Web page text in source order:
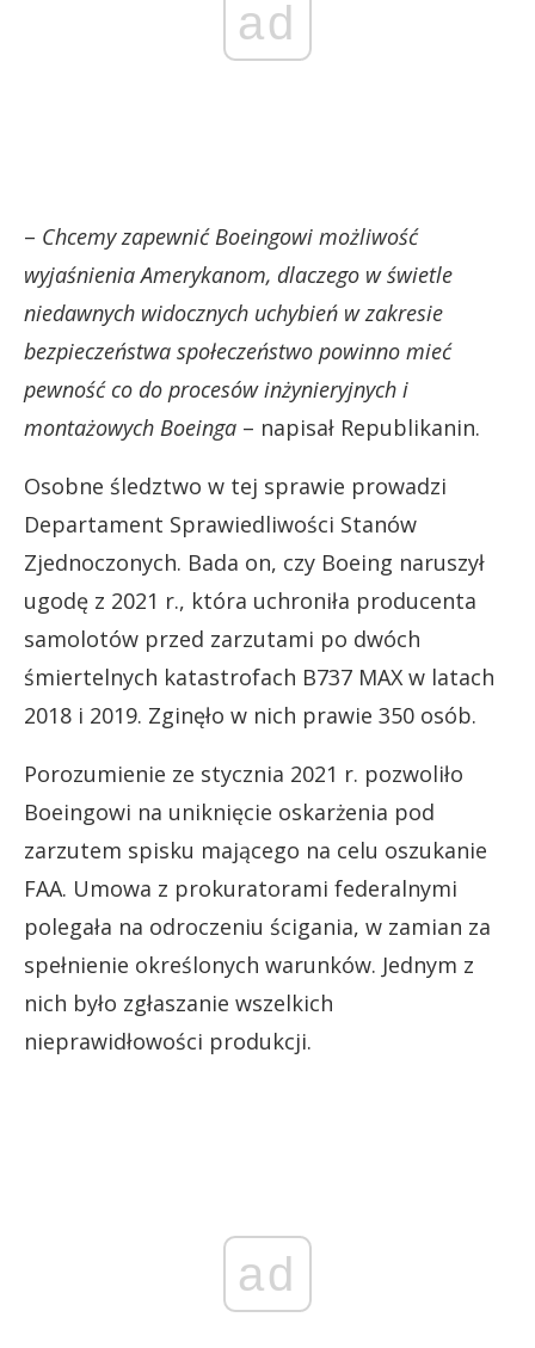
ad
– Chcemy zapewnić Boeingowi możliwość
wyjaśnienia Amerykanom, dlaczego w świetle
niedawnych widocznych uchybień w zakresie
bezpieczeństwa społeczeństwo powinno mieć
pewność co do procesów inżynieryjnych i
montażowych Boeinga – napisał Republikanin.
Osobne śledztwo w tej sprawie prowadzi
Departament Sprawiedliwości Stanów
Zjednoczonych. Bada on, czy Boeing naruszył
ugodę z 2021 r., która uchroniła producenta
samolotów przed zarzutami po dwóch
śmiertelnych katastrofach B737 MAX w latach
2018 i 2019. Zginęło w nich prawie 350 osób.
Porozumienie ze stycznia 2021 r. pozwoliło
Boeingowi na uniknięcie oskarżenia pod
zarzutem spisku mającego na celu oszukanie
FAA. Umowa z prokuratorami federalnymi
polegała na odroczeniu ścigania, w zamian za
spełnienie określonych warunków. Jednym z
nich było zgłaszanie wszelkich
nieprawidłowości produkcji.
ad